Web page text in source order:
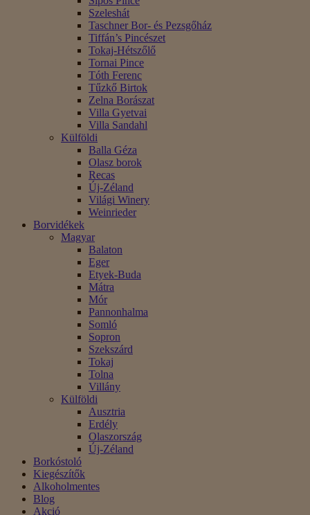
Szeleshát
Taschner Bor- és Pezsgőház
Tiffán’s Pincészet
Tokaj-Hétszőlő
Tornai Pince
Tóth Ferenc
Tűzkő Birtok
Zelna Borászat
Villa Gyetvai
Villa Sandahl
Külföldi
Balla Géza
Olasz borok
Recas
Új-Zéland
Világi Winery
Weinrieder
Borvidékek
Magyar
Balaton
Eger
Etyek-Buda
Mátra
Mór
Pannonhalma
Somló
Sopron
Szekszárd
Tokaj
Tolna
Villány
Külföldi
Ausztria
Erdély
Olaszország
Új-Zéland
Borkóstoló
Kiegészítők
Alkoholmentes
Blog
Akció